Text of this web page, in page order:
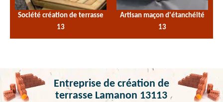
Société création de terrasse
13
Artisan maçon d'étanchéité
13
Entreprise de création de
terrasse Lamanon 13113